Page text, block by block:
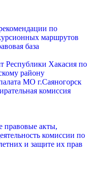
по
маршрутов
база
Республики Хакасия по
району
МО г.Саяногорск
комиссия
правовые акты,
комиссии по
и защите их прав